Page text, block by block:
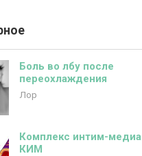
Боль во лбу после
переохлаждения
Лор
Комплекс интим-медиа
КИМ